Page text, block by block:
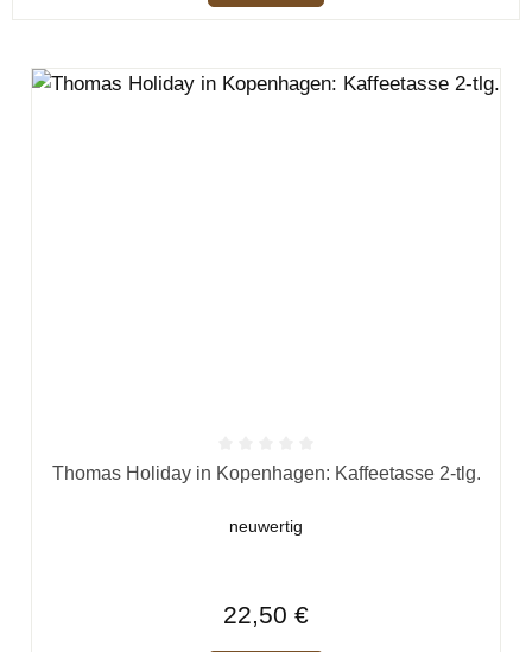
Durchschnittliche Bewertung von 0 von 5 Sternen
Thomas Holiday in Kopenhagen: Kaffeetasse 2-tlg.
neuwertig
22,50 €